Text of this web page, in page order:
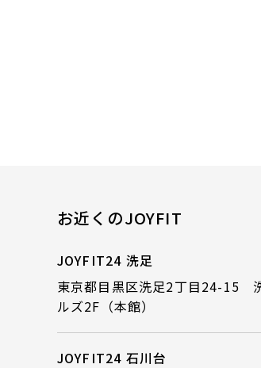
お近くのJOYFIT
JOYFIT24 洗足
東京都目黒区洗足2丁目24-15
ルズ2F（本館）
JOYFIT24 石川台